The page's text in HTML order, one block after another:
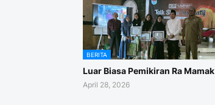
BERITA
Luar Biasa Pemikiran Ra Mamak
April 28, 2026